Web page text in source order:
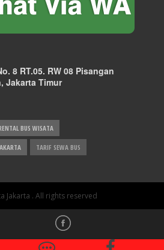
8 RT.05. RW 08 Pisangan
Jakarta Timur
BUS WISATA
TARIF SEWA BUS
Jakarta . All rights reserved